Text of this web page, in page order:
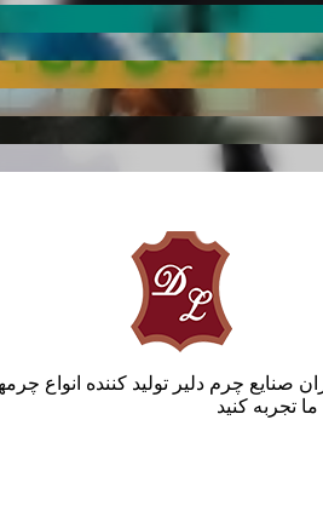
چرم دلیر تولید کننده انواع
تجربه کنید